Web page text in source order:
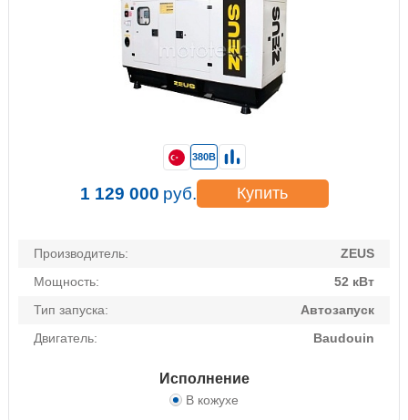
Производитель:
ZEUS
Мощность:
52 кВт
Тип запуска:
Автозапуск
Двигатель:
Baudouin
Исполнение
В кожухе
380В
1 129 000 руб. Купить